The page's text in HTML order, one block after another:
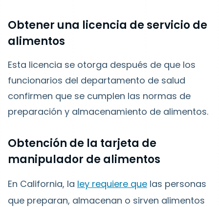
Obtener una licencia de servicio de
alimentos
Esta licencia se otorga después de que los
funcionarios del departamento de salud
confirmen que se cumplen las normas de
preparación y almacenamiento de alimentos.
Obtención de la tarjeta de
manipulador de alimentos
En California, la ley requiere que las personas
que preparan, almacenan o sirven alimentos